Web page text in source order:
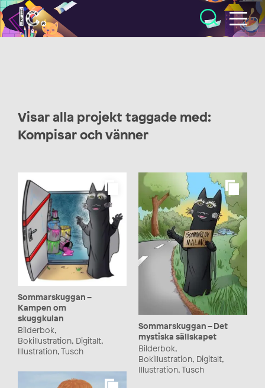
Illustratörcentrum
Visar alla projekt taggade med:
Kompisar och vänner
Sommarskuggan –
Kampen om
skuggkulan
Bilderbok,
Bokillustration, Digitalt,
Illustration, Tusch
Sommarskuggan – Det
mystiska sällskapet
Bilderbok,
Bokillustration, Digitalt,
Illustration, Tusch